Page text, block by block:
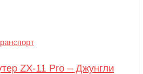
ZX-11 Pro – Джунгли